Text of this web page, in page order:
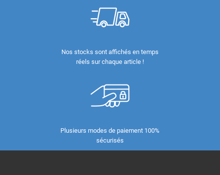
Nos stocks sont affichés en temps
réels sur chaque article !
Plusieurs modes de paiement 100%
sécurisés